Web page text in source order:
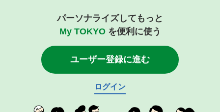
パーソナライズしてもっと
My TOKYOを便利に使う
ユーザー登録に進む
ログイン